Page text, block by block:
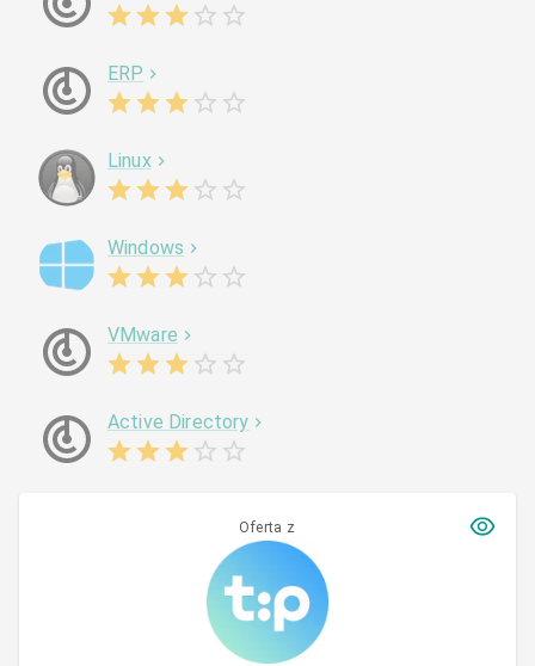
ERP
Linux
Windows
VMware
Active Directory
Oferta z